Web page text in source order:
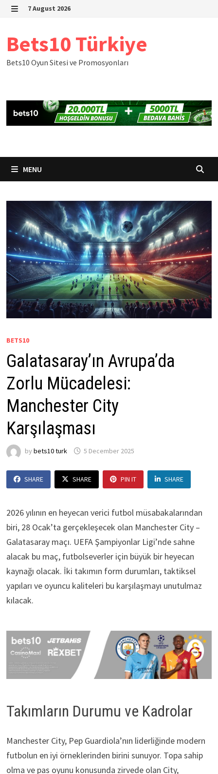
Skip
7 August 2026
Bets10 Türkiye
Bets10 Oyun Sitesi ve Promosyonları
MENU
BETS10
Galatasaray’ın Avrupa’da
Zorlu Mücadelesi:
Manchester City
Karşılaşması
by bets10 turk 5 December 2025
SHARE SHARE PIN IT SHARE
2026 yılının en heyecan verici futbol müsabakalarından
biri, 28 Ocak’ta gerçekleşecek olan Manchester City –
Galatasaray maçı. UEFA Şampiyonlar Ligi’nde sahne
alacak bu maç, futbolseverler için büyük bir heyecan
kaynağı olacak. İki takımın form durumları, taktiksel
yapıları ve oyuncu kaliteleri bu karşılaşmayı unutulmaz
kılacak.
Takımların Durumu ve Kadrolar
Manchester City, Pep Guardiola’nın liderliğinde modern
futbolun en iyi örneklerinden birini sunuyor. Topa sahip
olma ve pas oyunu konusunda zirvede olan City,